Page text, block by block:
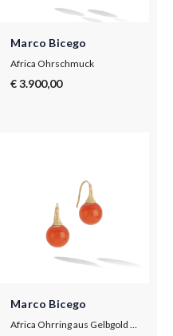
Marco Bicego
Africa Ohrschmuck
€ 3.900,00
Marco Bicego